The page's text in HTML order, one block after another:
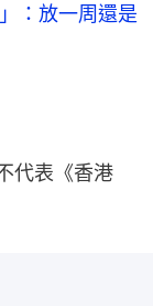
：放一周還是
代表《香港